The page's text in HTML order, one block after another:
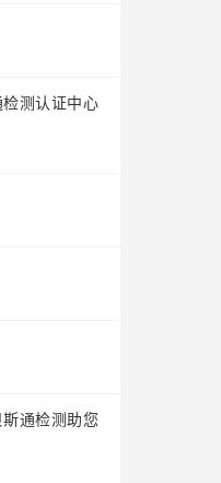
测认证中心
通检测助您